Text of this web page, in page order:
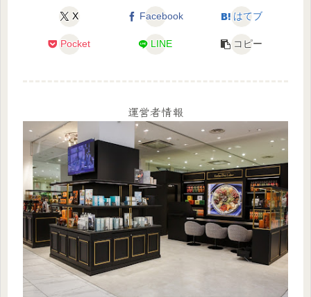
X Facebook はてブ
Pocket LINE コピー
運営者情報